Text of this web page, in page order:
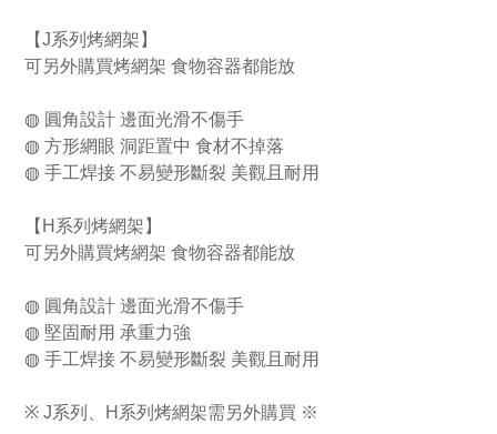
【J系列烤網架】
可另外購買烤網架 食物容器都能放
◍ 圓角設計 邊面光滑不傷手
◍ 方形網眼 洞距置中 食材不掉落
◍ 手工焊接 不易變形斷裂 美觀且耐用
【H系列烤網架】
可另外購買烤網架 食物容器都能放
◍ 圓角設計 邊面光滑不傷手
◍ 堅固耐用 承重力強
◍ 手工焊接 不易變形斷裂 美觀且耐用
※ J系列、H系列烤網架需另外購買 ※